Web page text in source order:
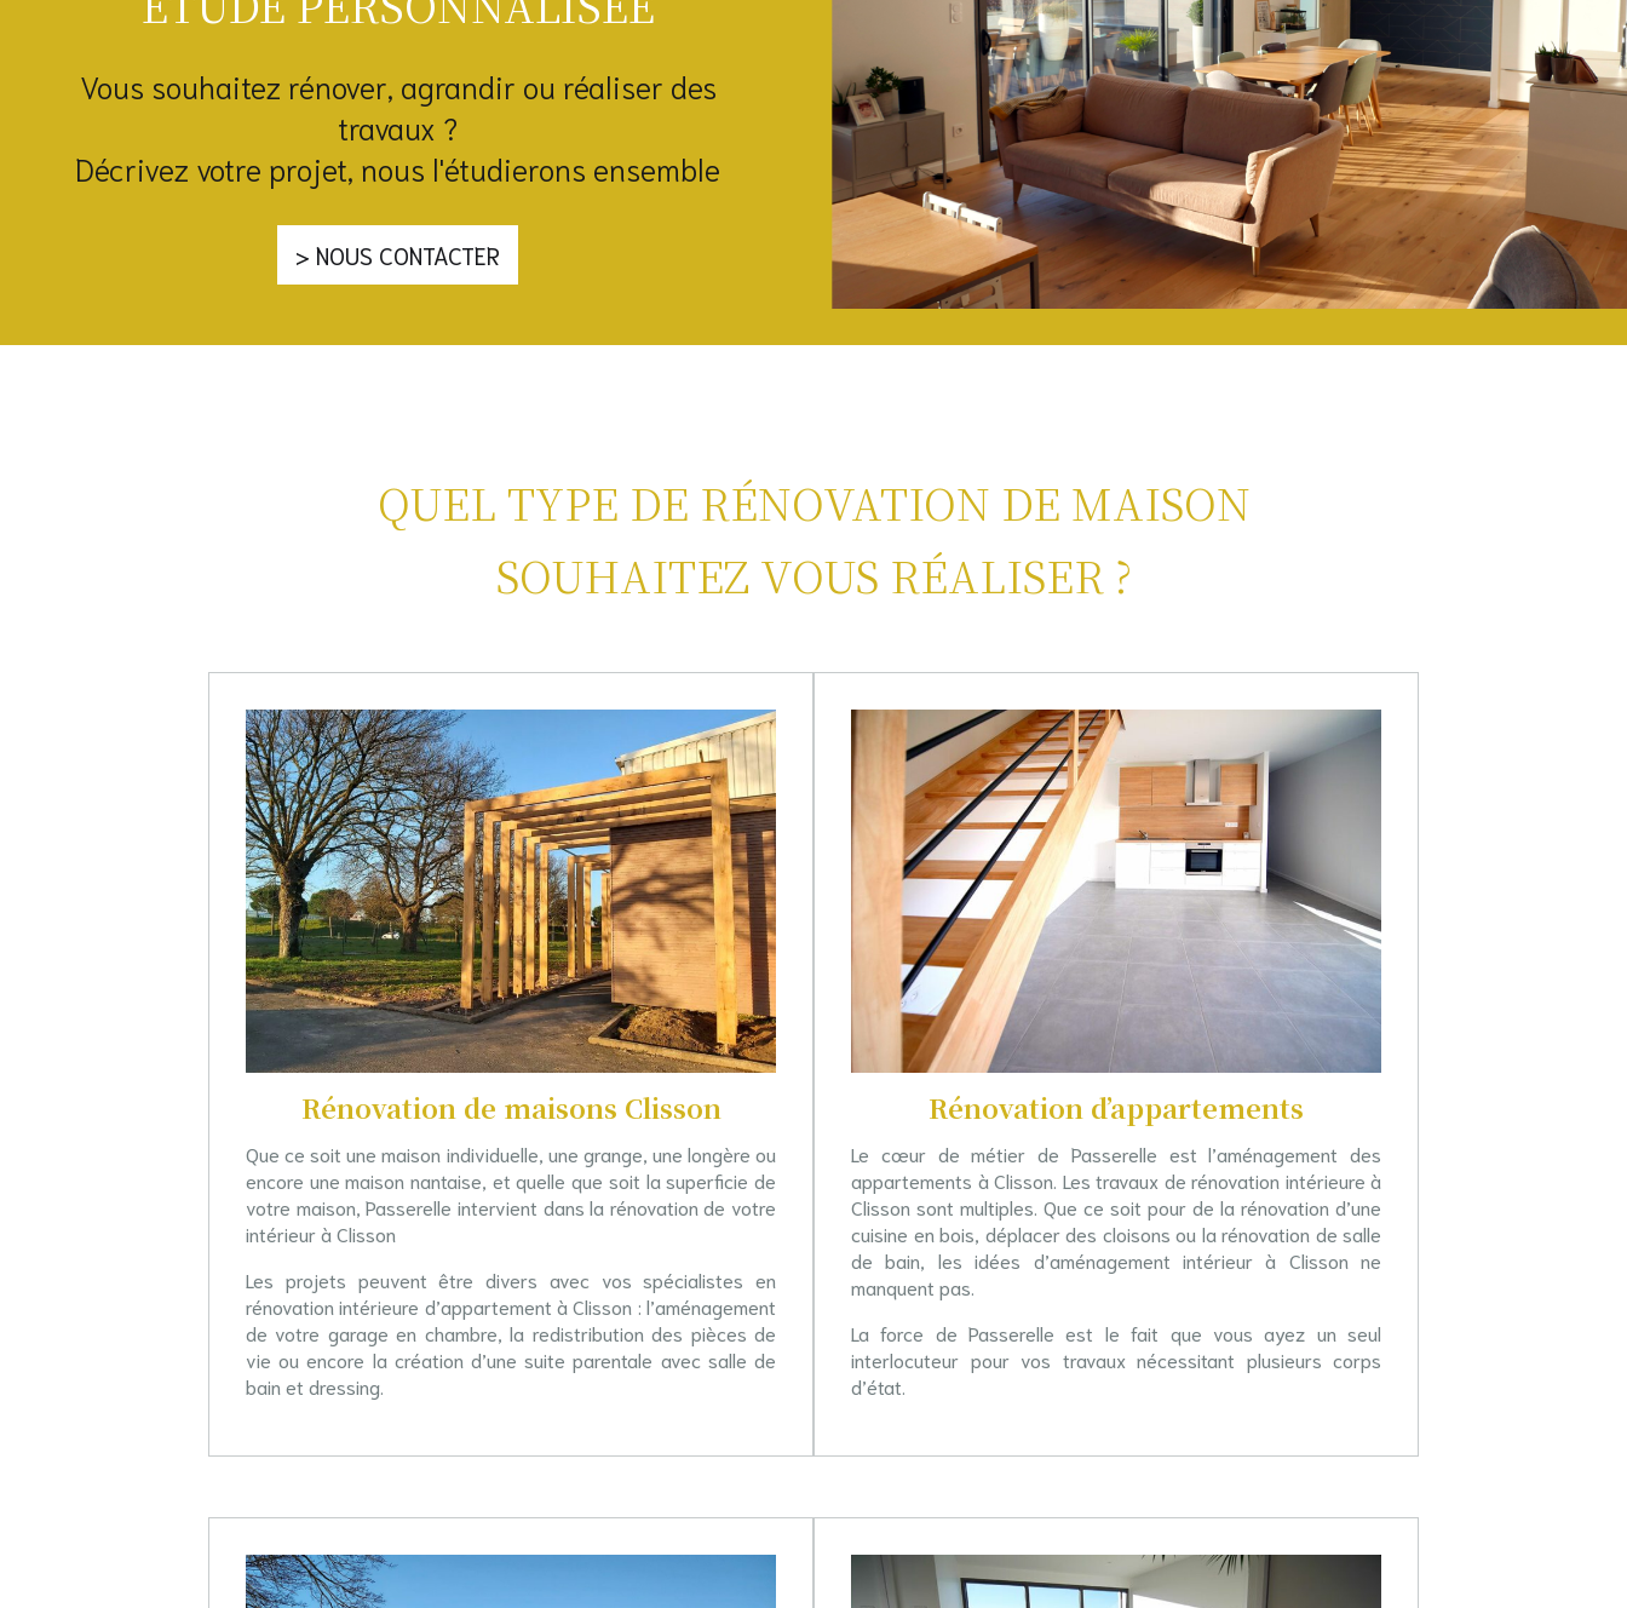
Vous souhaitez rénover, agrandir ou réaliser des
travaux ?
Décrivez votre projet, nous l'étudierons ensemble
> NOUS CONTACTER
QUEL TYPE DE RÉNOVATION DE MAISON
SOUHAITEZ VOUS RÉALISER ?
Rénovation de maisons Clisson
Que ce soit une maison individuelle, une grange, une longère ou
encore une maison nantaise, et quelle que soit la superficie de
votre maison, Passerelle intervient dans la rénovation de votre
intérieur à Clisson
Les projets peuvent être divers avec vos spécialistes en
rénovation intérieure d’appartement à Clisson : l’aménagement
de votre garage en chambre, la redistribution des pièces de
vie ou encore la création d’une suite parentale avec salle de
bain et dressing.
Rénovation d’appartements
Le cœur de métier de Passerelle est l’aménagement des
appartements à Clisson. Les travaux de rénovation intérieure à
Clisson sont multiples. Que ce soit pour de la rénovation d’une
cuisine en bois, déplacer des cloisons ou la rénovation de salle
de bain, les idées d’aménagement intérieurà Clisson ne
manquent pas.
La force de Passerelle est le fait que vous ayez un seul
interlocuteur pour vos travaux nécessitant plusieurs corps
d’état.